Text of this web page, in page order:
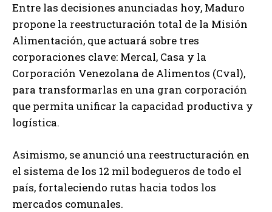
Entre las decisiones anunciadas hoy, Maduro
propone la reestructuración total de la Misión
Alimentación, que actuará sobre tres
corporaciones clave: Mercal, Casa y la
Corporación Venezolana de Alimentos (Cval),
para transformarlas en una gran corporación
que permita unificar la capacidad productiva y
logística.
Asimismo, se anunció una reestructuración en
el sistema de los 12 mil bodegueros de todo el
país, fortaleciendo rutas hacia todos los
mercados comunales.